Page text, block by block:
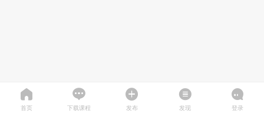
首页 下载课程 发布 发现 登录